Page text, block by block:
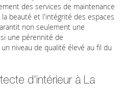
des services de maintenance
beauté et l'intégrité des espaces
non seulement une
une pérennité de
niveau de qualité élevé au fil du
d'intérieur à La